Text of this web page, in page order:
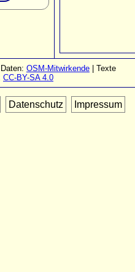
Daten: OSM-Mitwirkende | Texte
CC-BY-SA 4.0
Datenschutz Impressum